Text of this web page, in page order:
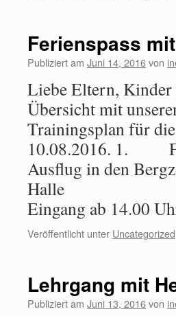
Ferienspass
Publiziert am Juni 14, 2016von
Liebe Eltern,
Übersicht mit
Trainingsplan für
10.08.2016. 1.
Ausflug in den
Halle
Eingang ab 14.00
Veröffentlicht unter Uncategorized
Lehrgang mit
Publiziert am Juni 13, 2016von